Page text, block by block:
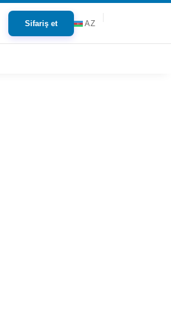
Sifariş et AZ